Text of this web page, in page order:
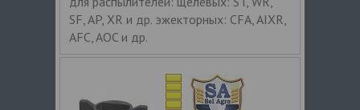
SF, AP, XR и др. эжекторных: CFA, AIXR,
AFC, AOC и др.